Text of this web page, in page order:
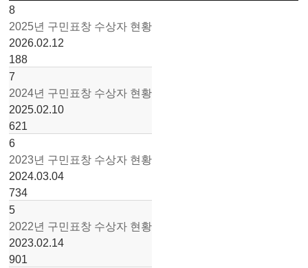
8
2025년 구민표창 수상자 현황
2026.02.12
188
7
2024년 구민표창 수상자 현황
2025.02.10
621
6
2023년 구민표창 수상자 현황
2024.03.04
734
5
2022년 구민표창 수상자 현황
2023.02.14
901